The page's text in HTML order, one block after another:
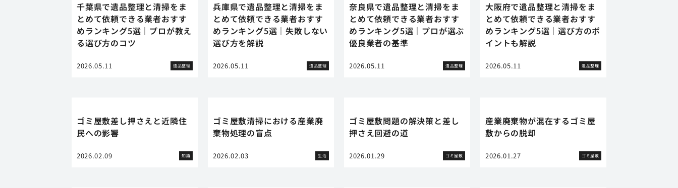
千葉県で遺品整理と清掃をま
とめて依頼できる業者おすす
めランキング5選｜プロが教え
る選び方のコツ
2026.05.11 遺品整理
兵庫県で遺品整理と清掃をま
とめて依頼できる業者おすす
めランキング5選｜失敗しない
選び方を解説
2026.05.11 遺品整理
奈良県で遺品整理と清掃をま
とめて依頼できる業者おすす
めランキング5選｜プロが選ぶ
優良業者の基準
2026.05.11 遺品整理
大阪府で遺品整理と清掃をま
とめて依頼できる業者おすす
めランキング5選｜選び方のポ
イントも解説
2026.05.11 遺品整理
ゴミ屋敷差し押さえと近隣住
民への影響
2026.02.09 知識
ゴミ屋敷清掃における産業廃
棄物処理の盲点
2026.02.03 生活
ゴミ屋敷問題の解決策と差し
押さえ回避の道
2026.01.29 ゴミ屋敷
産業廃棄物が混在するゴミ屋
敷からの脱却
2026.01.27 ゴミ屋敷